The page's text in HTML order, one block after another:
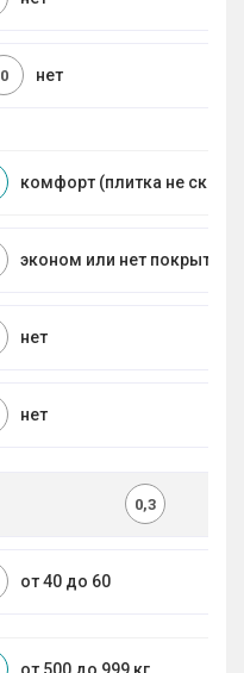
нет
0
комфорт (плитка не
эконом или нет покрытия
нет
нет
0,3
от 40 до 60